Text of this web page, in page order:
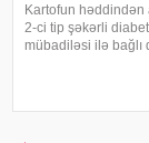
Kartofun həddindən
2-ci tip şəkərli
mübadiləsi ilə bağlı
yapon alimləri